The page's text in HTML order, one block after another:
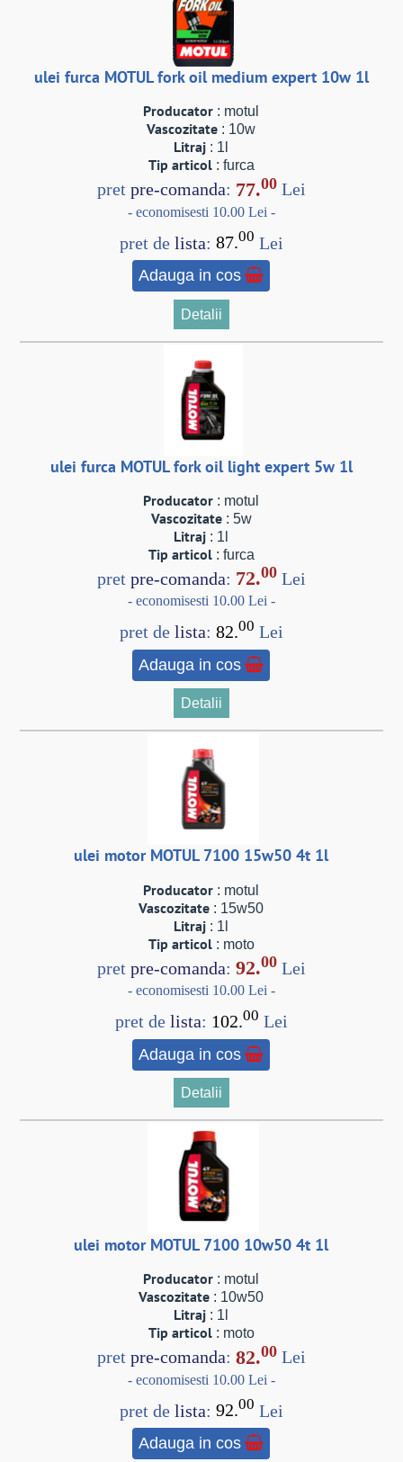
ulei furca MOTUL fork oil medium expert 10w 1l
Producator : motul
Vascozitate : 10w
Litraj : 1l
Tip articol: furca
pret pre-comanda: 77.00Lei
- economisesti 10.00 Lei -
pret de lista: 87.00 Lei
Adauga in cos
Detalii
ulei furca MOTUL fork oil light expert 5w 1l
Producator : motul
Vascozitate: 5w
Litraj : 1l
Tip articol: furca
pret pre-comanda: 72.00Lei
- economisesti 10.00 Lei -
pret de lista: 82.00 Lei
Adauga in cos
Detalii
ulei motor MOTUL 7100 15w50 4t 1l
Producator : motul
Vascozitate : 15w50
Litraj : 1l
Tip articol: moto
pret pre-comanda: 92.00Lei
- economisesti 10.00 Lei -
pret de lista: 102. 00 Lei
Adauga in cos
Detalii
ulei motor MOTUL 7100 10w50 4t 1l
Producator : motul
Vascozitate : 10w50
Litraj : 1l
Tip articol: moto
pret pre-comanda: 82.00Lei
- economisesti 10.00 Lei -
pret de lista: 92.00 Lei
Adauga in cos